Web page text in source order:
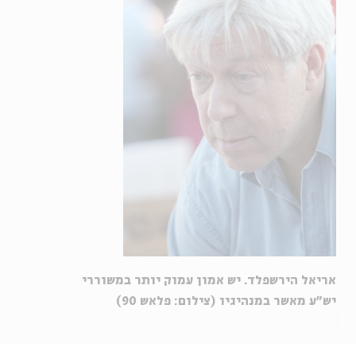
אריאל הירשפלד. יש אמון עמוק יותר במשוררי
יש"ע מאשר במנהיגיו (צילום: פלאש 90)